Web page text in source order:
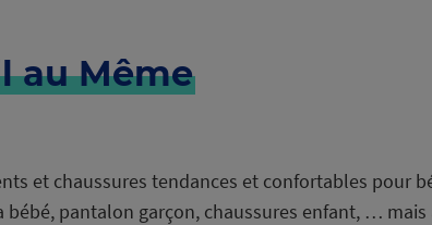
au Même
et chaussures tendances et confortables pour
pantalon garçon, chaussures enfant, …